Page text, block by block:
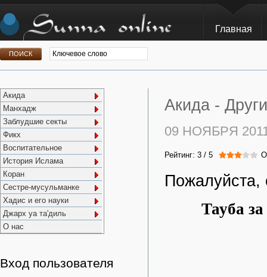
Главная
Акида
Манхадж
Заблудшие секты
Фикх
Воспитательное
История Ислама
Коран
Сестре-мусульманке
Хадис и его науки
Джарх уа та'диль
О нас
Вход пользователя
Акида -
09 НОЯБРЯ
Рейтинг: 3 / 5
Пожалуйста,
Тауба